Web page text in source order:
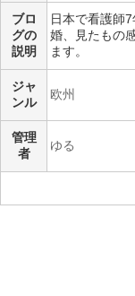
ブロ
グの
説明
日本で看護師
婚、見たもの
ます。
ジャ
ンル
欧州
管理
者
ゆる